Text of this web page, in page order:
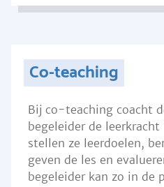
Co-teaching
Bij co-teaching coacht
begeleider de leerkracht
stellen ze leerdoelen,
geven de les en
begeleider kan zo in de